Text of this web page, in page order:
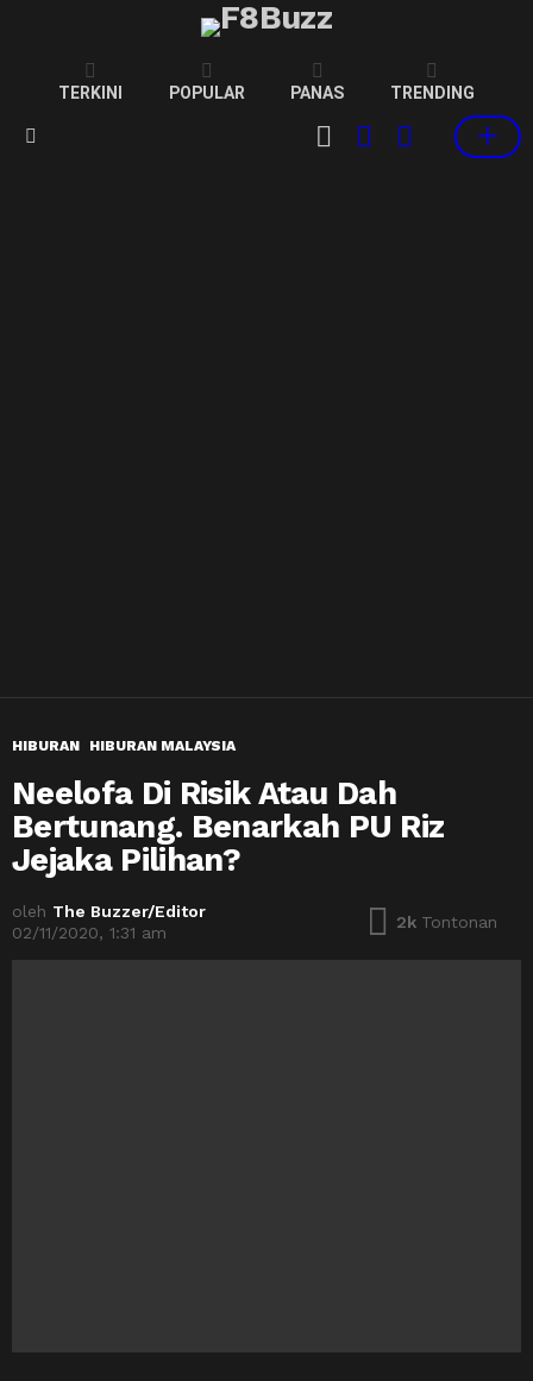
TERKINI POPULAR PANAS TRENDING
SWITCH
SKIN
CART LOGIN
HIBURAN HIBURAN MALAYSIA
Neelofa Di Risik Atau Dah
Bertunang. Benarkah PU Riz
Jejaka Pilihan?
oleh The Buzzer/Editor
02/11/2020, 1:31 am
2k Tontonan